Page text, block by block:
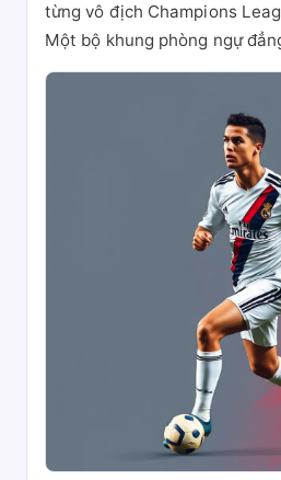
từng vô địch Champions
Một bộ khung phòng ngự